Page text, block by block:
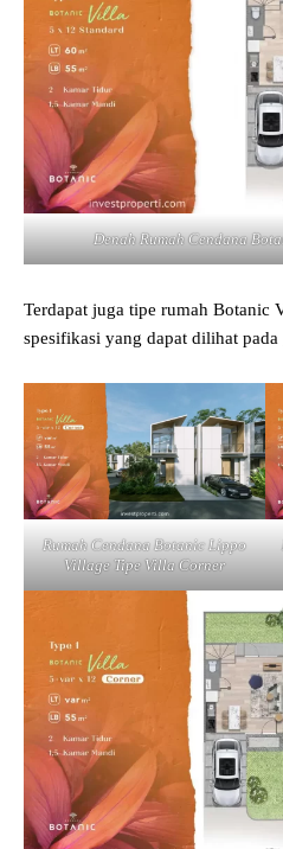
Denah Rumah Cendana
Terdapat juga tipe rumah Botanic
spesifikasi yang dapat dilihat
Rumah Cendana Botanic Lippo
Village Tipe Villa Corner